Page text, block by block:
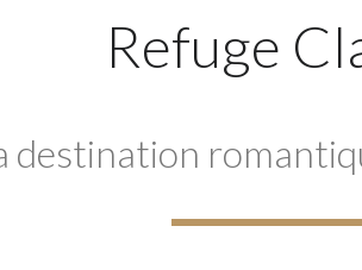
Refuge
destination